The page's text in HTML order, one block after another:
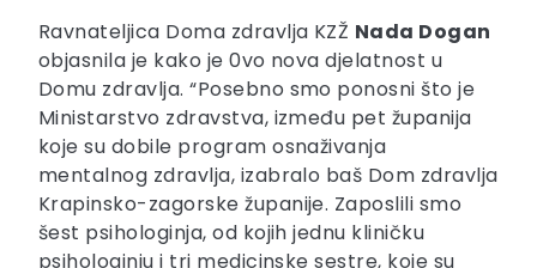
Ravnateljica Doma zdravlja KZŽ Nada Dogan
objasnila je kako je 0vo nova djelatnost u
Domu zdravlja. “Posebno smo ponosni što je
Ministarstvo zdravstva, između pet županija
koje su dobile program osnaživanja
mentalnog zdravlja, izabralo baš Dom zdravlja
Krapinsko-zagorske županije. Zaposlili smo
šest psihologinja, od kojih jednu kliničku
psihologinju i tri medicinske sestre, koje su